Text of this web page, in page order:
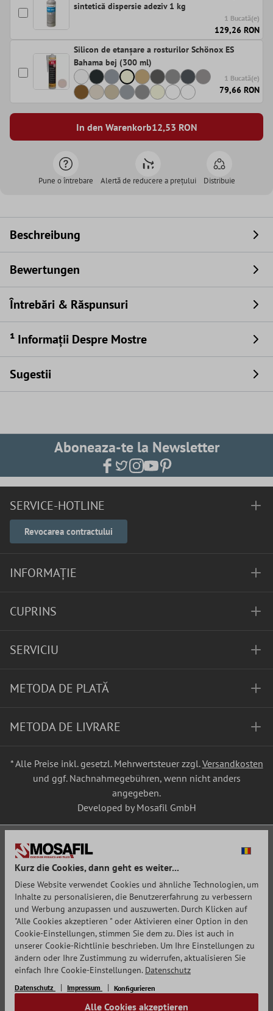
sintetică dispersie adeziv 1 kg
1 Bucată(e)
129,26 RON
Silicon de etanșare a rosturilor Schönox ES
Bahama bej (300 ml)
1 Bucată(e)
79,66 RON
In den Warenkorb12,53 RON
Pune o întrebare Alertă de reducere a prețului Distribuie
Beschreibung
Bewertungen
Întrebări & Răspunsuri
¹ Informații Despre Mostre
Sugestii
Aboneaza-te la Newsletter
SERVICE-HOTLINE
Revocarea contractului
INFORMAȚIE
CUPRINS
SERVICIU
METODA DE PLATĂ
METODA DE LIVRARE
* Alle Preise inkl. gesetzl. Mehrwertsteuer zzgl.Versandkosten
und ggf. Nachnahmegebühren, wenn nicht anders
angegeben.
Developed by Mosafil GmbH
Kurz die Cookies, dann geht es weiter...
Diese Website verwendet Cookies und ähnliche Technologien, um
Inhalte zu personalisieren, die Benutzererfahrung zu verbessern
und Werbung anzupassen und auszuwerten. Durch Klicken auf
"Alle Cookies akzeptieren " oder Aktivieren einer Option in den
Cookie-Einstellungen, stimmen Sie dem zu. Dies ist auch in
unserer Cookie-Richtlinie beschrieben. Um Ihre Einstellungen zu
ändern oder Ihre Zustimmung zu widerrufen, aktualisieren Sie
einfach Ihre Cookie-Einstellungen. Datenschutz
Datenschutz Impressum Konfigurieren
Alle Cookies akzeptieren